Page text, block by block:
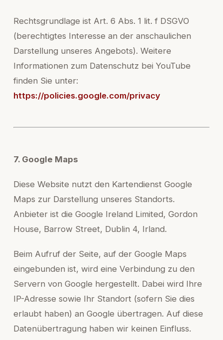
Rechtsgrundlage ist Art. 6 Abs. 1 lit. f DSGVO
(berechtigtes Interesse an der anschaulichen
Darstellung unseres Angebots). Weitere
Informationen zum Datenschutz bei YouTube
finden Sie unter:
https://policies.google.com/privacy
7. Google Maps
Diese Website nutzt den Kartendienst Google
Maps zur Darstellung unseres Standorts.
Anbieter ist die Google Ireland Limited, Gordon
House, Barrow Street, Dublin 4, Irland.
Beim Aufruf der Seite, auf der Google Maps
eingebunden ist, wird eine Verbindung zu den
Servern von Google hergestellt. Dabei wird Ihre
IP-Adresse sowie Ihr Standort (sofern Sie dies
erlaubt haben) an Google übertragen. Auf diese
Datenübertragung haben wir keinen Einfluss.